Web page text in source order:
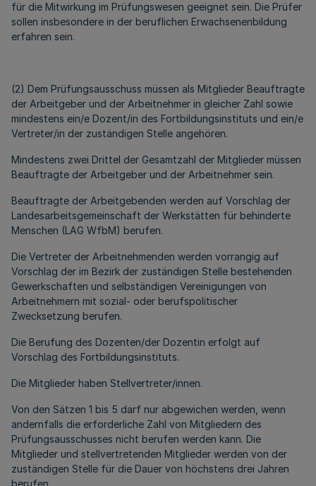
für die Mitwirkung im Prüfungswesen geeignet sein. Die Prüfer
sollen insbesondere in der beruflichen Erwachsenenbildung
erfahren sein.
(2) Dem Prüfungsausschuss müssen als Mitglieder Beauftragte
der Arbeitgeber und der Arbeitnehmer in gleicher Zahl sowie
mindestens ein/e Dozent/in des Fortbildungsinstituts und ein/e
Vertreter/in der zuständigen Stelle angehören.
Mindestens zwei Drittel der Gesamtzahl der Mitglieder müssen
Beauftragte der Arbeitgeber und der Arbeitnehmer sein.
Beauftragte der Arbeitgebenden werden auf Vorschlag der
Landesarbeitsgemeinschaft der Werkstätten für behinderte
Menschen (LAG WfbM) berufen.
Die Vertreter der Arbeitnehmenden werden vorrangig auf
Vorschlag der im Bezirk der zuständigen Stelle bestehenden
Gewerkschaften und selbständigen Vereinigungen von
Arbeitnehmern mit sozial- oder berufspolitischer
Zwecksetzung berufen.
Die Berufung des Dozenten/der Dozentin erfolgt auf
Vorschlag des Fortbildungsinstituts.
Die Mitglieder haben Stellvertreter/innen.
Von den Sätzen 1 bis 5 darf nur abgewichen werden, wenn
andernfalls die erforderliche Zahl von Mitgliedern des
Prüfungsausschusses nicht berufen werden kann. Die
Mitglieder und stellvertretenden Mitglieder werden von der
zuständigen Stelle für die Dauer von höchstens drei Jahren
berufen.